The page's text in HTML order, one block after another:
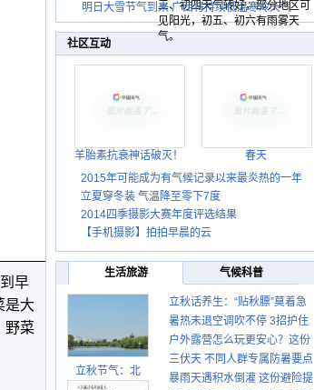
早
是大
野菜
三、初四天气转好，部分地区可
见阳光，初五、初六有雨雾天
气。
明日大雪节气到来 广西将持续低温寒冷天气
社区互动
羊胎素抗衰神话破灭！
春天
2015年可能成为有气候记录以来最炎热的一年
立夏穿冬装 气温降至零下7度
2014四季摄影大赛年度评选结果
【手机摄影】拍拍早晨的云
生活旅游 气候科普
立秋节气：北
立秋话养生：“贴秋膘”莫着急
先清暑再防燥
暑热未退空调吹不停 3招护住
肩颈不酸痛
户外露营怎么玩更安心？这份
攻略请收好
三伏天 不同人群专属防暑要点
请收好
暴雨天遇积水倒灌 这份避险提